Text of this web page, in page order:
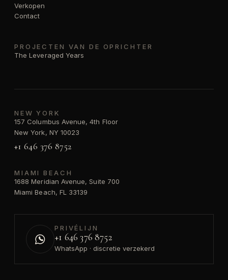
Verkopen
Contact
PROJECTEN VAN DE OPRICHTER
The Leveraged Years
NEW YORK
157 Columbus Avenue, 4th Floor
New York, NY 10023
+1 646 376 8752
MIAMI BEACH
1688 Meridian Avenue, Suite 700
Miami Beach, FL 33139
PRIVÉLIJN
+1 646 376 8752
WhatsApp · discretie verzekerd